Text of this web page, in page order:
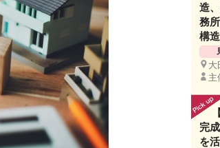
造
務
構
大
主
完
を